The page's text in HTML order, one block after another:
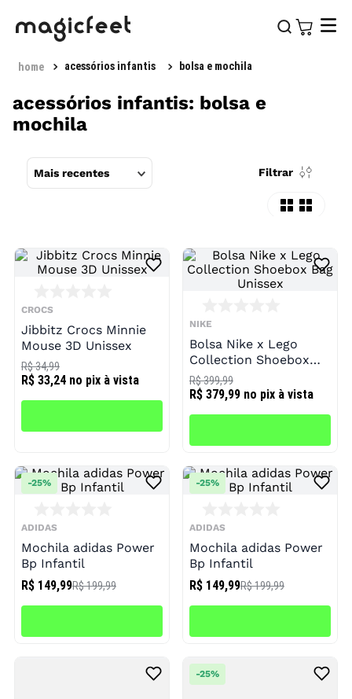
acessórios infantis bolsa e mochila
acessórios infantis: bolsa e
mochila
Filtrar
Mais recentes
CROCS
Jibbitz Crocs Minnie
Mouse 3D Unissex
R$ 33,24 no pix à vista
R$ 34,99
NIKE
Bolsa Nike x Lego
Collection Shoebox
Bag Unissex
R$ 379,99 no pix à vista
R$ 399,99
ADIDAS
Mochila adidas Power
Bp Infantil
R$ 149,99R$ 199,99
-25%
ADIDAS
Mochila adidas Power
Bp Infantil
R$ 149,99R$ 199,99
-25%
-25%